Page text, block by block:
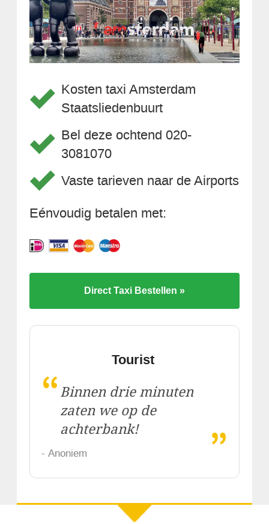
Kosten taxi Amsterdam
Staatsliedenbuurt
Bel deze ochtend 020-
3081070
Vaste tarieven naar de Airports
Eénvoudig betalen met:
Direct Taxi Bestellen »
Tourist
“ Binnen drie minuten
zaten we op de
achterbank!
„
- Anoniem